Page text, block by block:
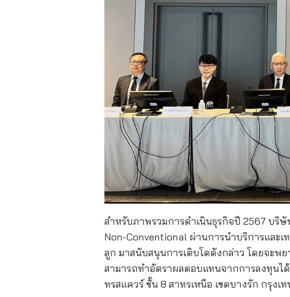
สำหรับภาพรวมการดำเนินธุรกิจปี 2567 บริ
Non-Conventional ผ่านการนำบริการและ
ลูก มาสนับสนุนการเติบโตดังกล่าว โดยจะพ
สามารถทำอัตราผลตอบแทนจากการลงทุนไ
ทรสแควร์ ชั้น 8 สาทรเหนือ เขตบางรัก กรุงเ